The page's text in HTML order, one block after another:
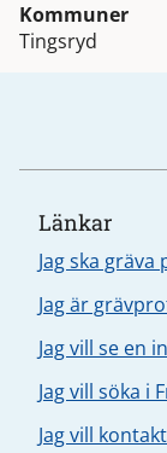
Kommuner
Tingsryd
Länkar
Jag ska
Jag är
Jag vill se en
Jag vill söka i
Jag vill